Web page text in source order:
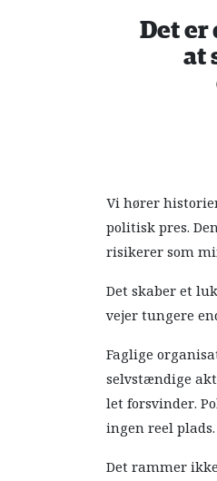
Det er
at
Vi hører
politisk pres.
risikerer som
Det skaber et
vejer tungere
Faglige
selvstændige
let forsvinder.
ingen reel plads.
Det rammer